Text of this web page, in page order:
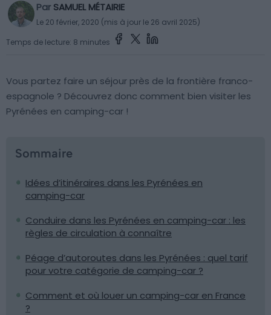
Par SAMUEL MÉTAIRIE
Le 20 février, 2020 (mis à jour le 26 avril 2025)
Temps de lecture: 8 minutes
Vous partez faire un séjour près de la frontière franco-
espagnole ? Découvrez donc comment bien visiter les
Pyrénées en camping-car !
Sommaire
Idées d’itinéraires dans les Pyrénées en
camping-car
Conduire dans les Pyrénées en camping-car : les
règles de circulation à connaître
Péage d’autoroutes dans les Pyrénées : quel tarif
pour votre catégorie de camping-car ?
Comment et où louer un camping-car en France
?